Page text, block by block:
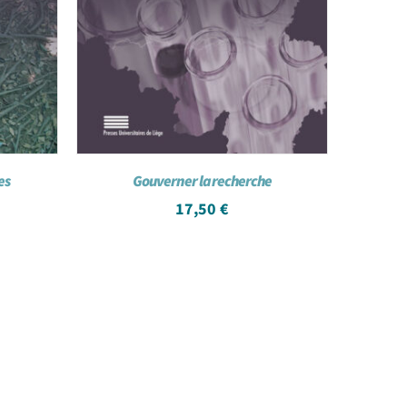
Gouverner la recherche
17,50 €